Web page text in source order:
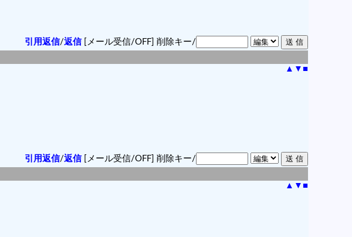
引用返信/返信[メール受信/OFF] 削除キー/
▲ ▼ ■
引用返信/返信[メール受信/OFF] 削除キー/
▲ ▼ ■